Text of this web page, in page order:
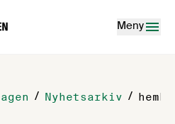
Meny
/ Nyhetsarkiv /